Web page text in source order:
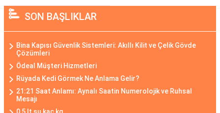
SON BAŞLIKLAR
Bina Kapısı Güvenlik Sistemleri: Akıllı Kilit ve Çelik Gövde
Çözümleri
Ödeal Müşteri Hizmetleri
Rüyada Kedi Görmek Ne Anlama Gelir?
21:21 Saat Anlamı: Aynalı Saatin Numerolojik ve Ruhsal
Mesajı